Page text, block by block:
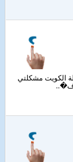
الكويت مشكلتي